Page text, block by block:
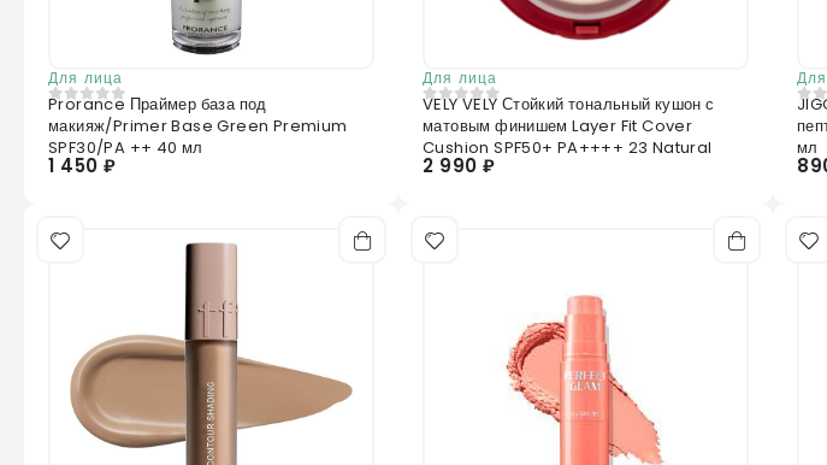
Для лица
0 из 5
Prorance Праймер база под
макияж/Primer Base Green Premium
SPF30/PA ++ 40 мл
1 450 ₽
Для лица
0 из 5
VELY VELY Стойкий тональный кушон с
матовым финишем Layer Fit Cover
Cushion SPF50+ PA++++ 23 Natural
2 990 ₽
0из
мл